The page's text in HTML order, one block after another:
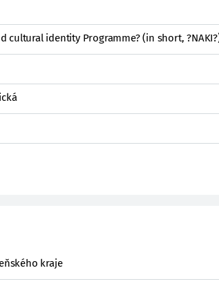
identity Programme? (in short,
kraje